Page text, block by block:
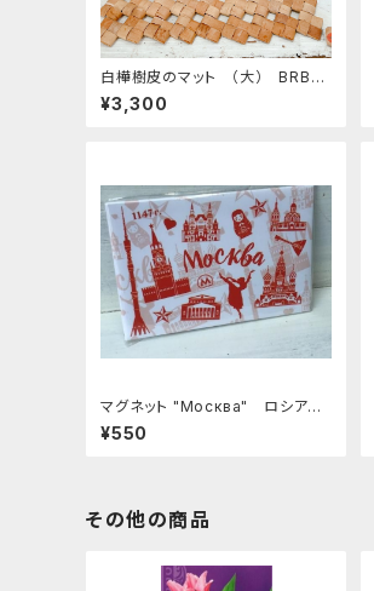
白樺樹皮のマット （大） BRB0
8
¥3,300
マグネット "Москва" ロシア土
産に最適 ZZ272
¥550
その他の商品